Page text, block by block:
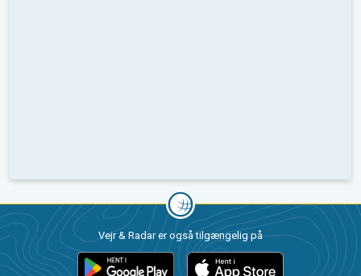
Vejr & Radar er også tilgængelig på